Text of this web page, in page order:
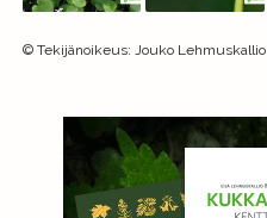
© Tekijänoikeus: Jouko Lehmuskallio